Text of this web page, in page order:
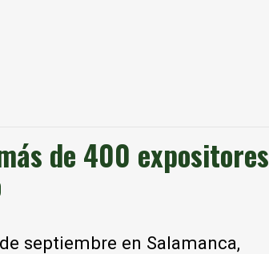
de 400 expositores
septiembre en Salamanca,